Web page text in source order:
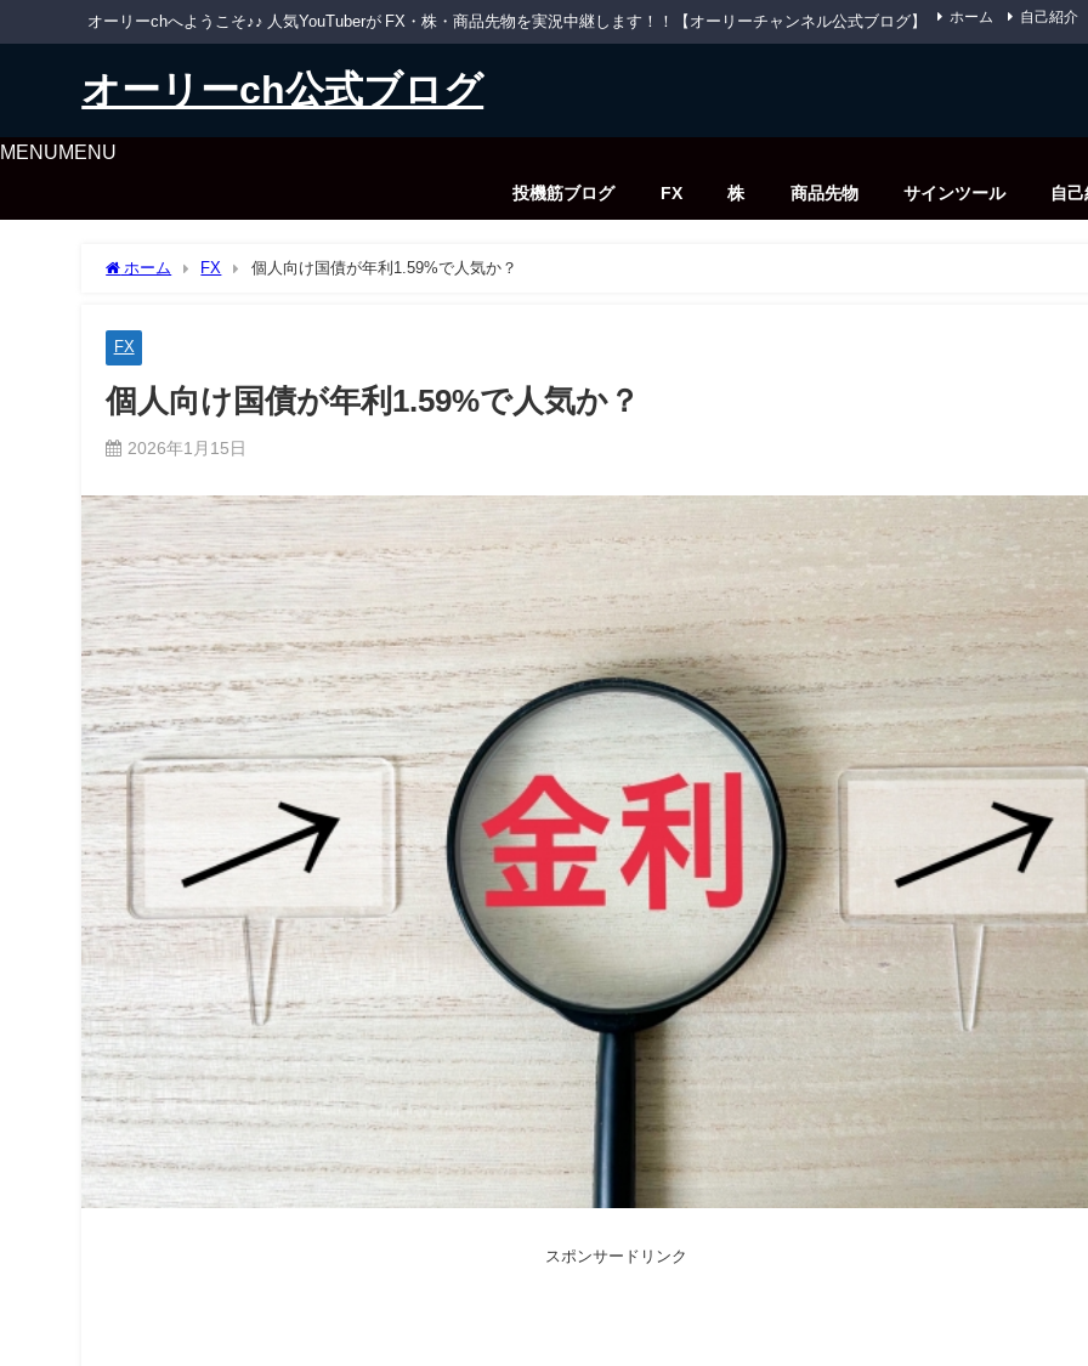
オーリーchへようこそ♪♪ 人気YouTuberが FX・株・商品先物を実況中継します！！【オーリーチャンネル公式ブログ】 ホーム 自己紹介
オーリーch公式ブログ
MENUMENU
投機筋ブログ FX 株 商品先物 サインツール 自
ホーム FX 個人向け国債が年利1.59%で人気か？
FX
個人向け国債が年利1.59%で人気か？
2026年1月15日
スポンサードリンク